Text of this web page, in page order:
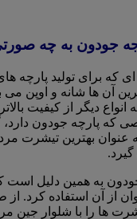
جودون به چه
ای که برای تولید پارچه
آن ها شانه و اوپن می
انواع دیگر از کیفیت
که پارچه جودون
عنوان بهترین تیشرت
به همین دلیل است
از آن استفاده کرد.
ها را با شلوار جین